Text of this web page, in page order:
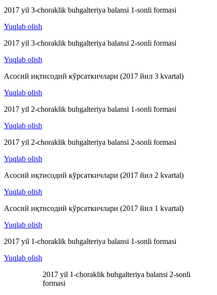
2017 yil 3-choraklik buhgalteriya balansi 1-sonli formasi
Yuqlab olish
2017 yil 3-choraklik buhgalteriya balansi 2-sonli formasi
Yuqlab olish
Асосий иқтисодий кўрсаткичлари (2017 йил 3 kvartal)
Yuqlab olish
2017 yil 2-choraklik buhgalteriya balansi 1-sonli formasi
Yuqlab olish
2017 yil 2-choraklik buhgalteriya balansi 2-sonli formasi
Yuqlab olish
Асосий иқтисодий кўрсаткичлари (2017 йил 2 kvartal)
Yuqlab olish
Асосий иқтисодий кўрсаткичлари (2017 йил 1 kvartal)
Yuqlab olish
2017 yil 1-choraklik buhgalteriya balansi 1-sonli formasi
Yuqlab olish
2017 yil 1-choraklik buhgalteriya balansi 2-sonli
formasi